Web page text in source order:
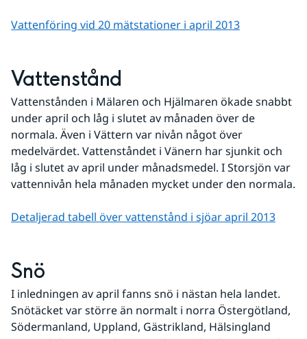
Vattenföring vid 20 mätstationer i april 2013
Vattenstånd
Vattenstånden i Mälaren och Hjälmaren ökade snabbt
under april och låg i slutet av månaden över de
normala. Även i Vättern var nivån något över
medelvärdet. Vattenståndet i Vänern har sjunkit och
låg i slutet av april under månadsmedel. I Storsjön var
vattennivån hela månaden mycket under den normala.
Detaljerad tabell över vattenstånd i sjöar april 2013
Snö
I inledningen av april fanns snö i nästan hela landet.
Snötäcket var större än normalt i norra Östergötland,
Södermanland, Uppland, Gästrikland, Hälsingland